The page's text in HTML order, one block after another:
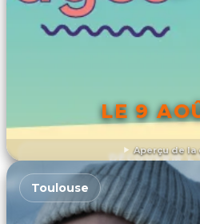
Aperçu de
LE 9
DÉCOUVRIR
Toulouse